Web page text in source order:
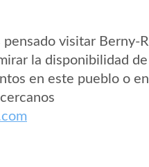
pensado visitar Berny-
la disponibilidad de
en este pueblo o